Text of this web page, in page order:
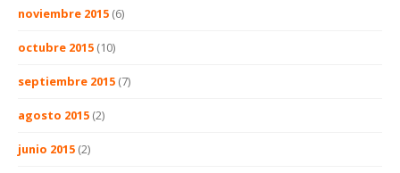
noviembre 2015 (6)
octubre 2015 (10)
septiembre 2015 (7)
agosto 2015 (2)
junio 2015 (2)